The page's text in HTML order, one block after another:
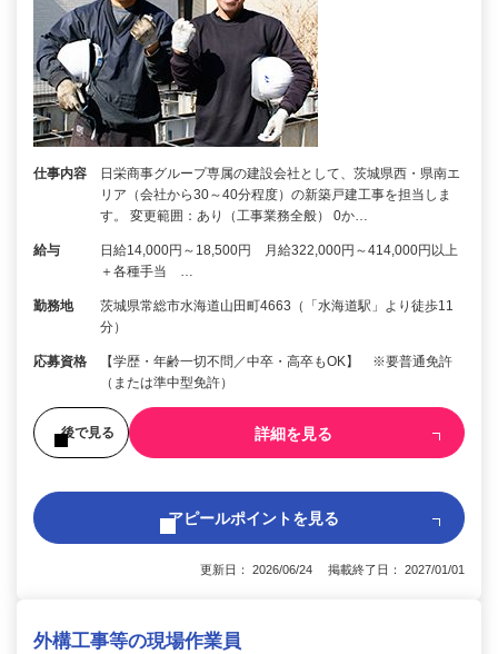
仕事内容
日栄商事グループ専属の建設会社として、茨城県西・県南エ
リア（会社から30～40分程度）の新築戸建工事を担当しま
す。 変更範囲：あり（工事業務全般） 0か…
給与
日給14,000円～18,500円 月給322,000円～414,000円以上
＋各種手当 …
勤務地
茨城県常総市水海道山田町4663（「水海道駅」より徒歩11
分）
応募資格
【学歴・年齢一切不問／中卒・高卒もOK】 ※要普通免許
（または準中型免許）
後で見る 詳細を見る
アピールポイントを見る
更新日： 2026/06/24 掲載終了日： 2027/01/01
外構工事等の現場作業員